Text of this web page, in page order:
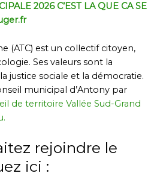
2026 C’EST LA QUE CA SE
(ATC) est un collectif citoyen,
Ses valeurs sont la
justice sociale et la démocratie.
municipal d’Antony par
de territoire Vallée Sud-Grand
rejoindre le
ici :